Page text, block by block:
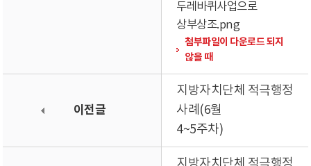
두레바퀴사업으로
상부상조.png
첨부파일이 다운로드 되지
않을 때
이전글
지방자치단체 적극행정
사례(6월
4~5주차)